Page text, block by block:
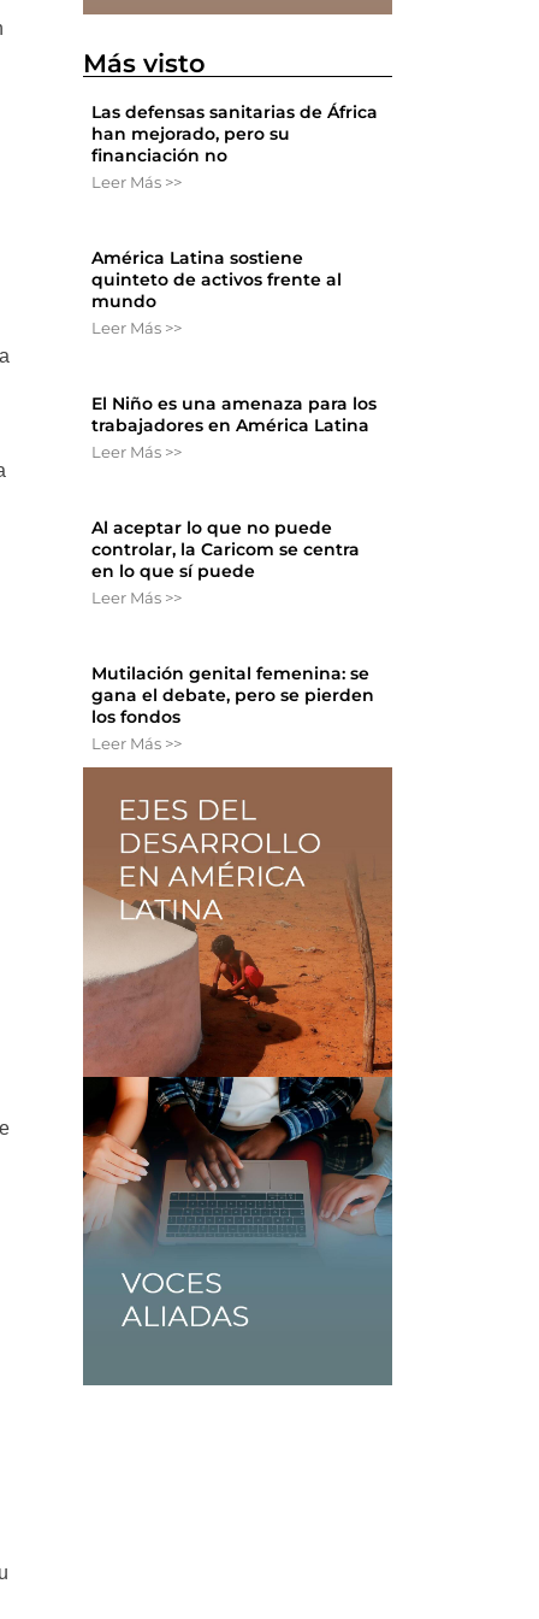
Más visto
Las defensas sanitarias de África
han mejorado, pero su
financiación no
Leer Más >>
América Latina sostiene
quinteto de activos frente al
mundo
Leer Más >>
El Niño es una amenaza para los
trabajadores en América Latina
Leer Más >>
Al aceptar lo que no puede
controlar, la Caricom se centra
en lo que sí puede
Leer Más >>
Mutilación genital femenina: se
gana el debate, pero se pierden
los fondos
Leer Más >>